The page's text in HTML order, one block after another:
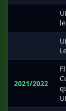
2021/2022